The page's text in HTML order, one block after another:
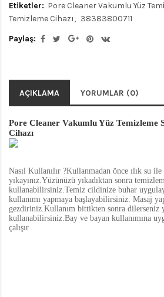
Etiketler: Pore Cleaner Vakumlu Yüz
Temizleme Cihazı
38383800711
Paylaş:
AÇIKLAMA YORUMLAR (0)
Pore Cleaner Vakumlu Yüz Temizleme
Cihazı
Nasıl Kullanılır ?Kullanmadan önce ılık su
yıkayınız.Yüzünüzü yıkadıktan sonra
kullanabilirsiniz.Temiz cildinize buhar
kullanımı yapmaya başlayabilirsiniz. Masaj
gezdiriniz.Kullanım bittikten sonra dilerseniz
kullanabilirsiniz.Bay ve bayan kullanımına
çalışır